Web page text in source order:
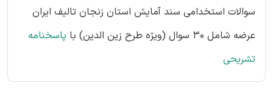
سوالات استخدامی سند آمایش استان زنجان تالیف ایران
عرضه شامل 30 سوال (ویژه طرح زین الدین) با
پاسخنامه
تشریحی